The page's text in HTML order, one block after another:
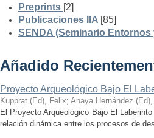
Preprints [2]
Publicaciones IIA [85]
SENDA (Seminario
Añadido
Proyecto Arqueológico Bajo El
Kupprat (Ed), Felix; Anaya Hernández
El Proyecto Arqueológico Bajo El
relación dinámica entre los procesos de